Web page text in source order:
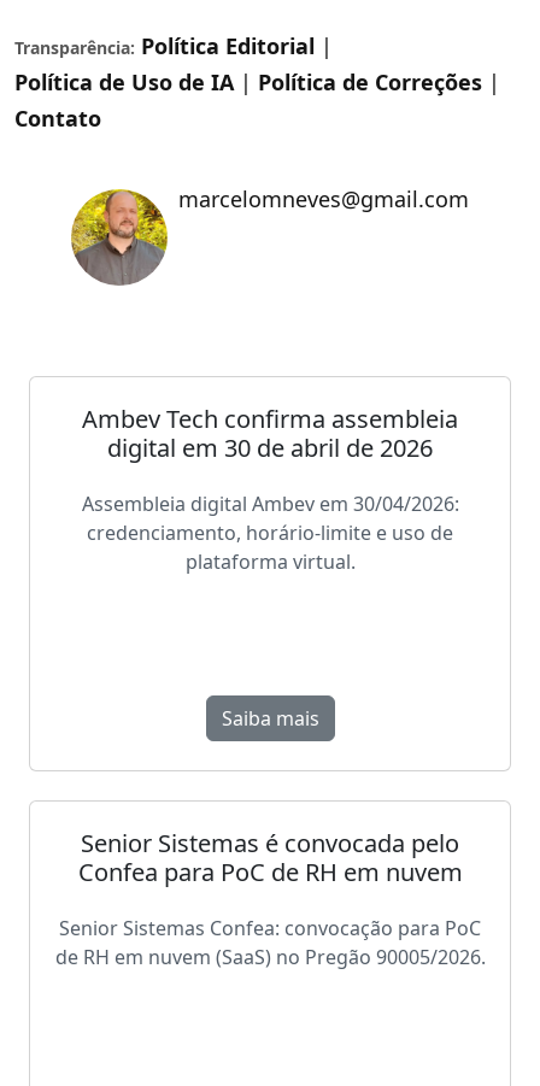
Transparência: Política Editorial |
Política de Uso de IA| Política de Correções |
Contato
marcelomneves@gmail.com
Ambev Tech confirma assembleia
digital em 30 de abril de 2026
Assembleia digital Ambev em 30/04/2026:
credenciamento, horário-limite e uso de
plataforma virtual.
Saiba mais
Senior Sistemas é convocada pelo
Confea para PoC de RH em nuvem
Senior Sistemas Confea: convocação para PoC
de RH em nuvem (SaaS) no Pregão 90005/2026.